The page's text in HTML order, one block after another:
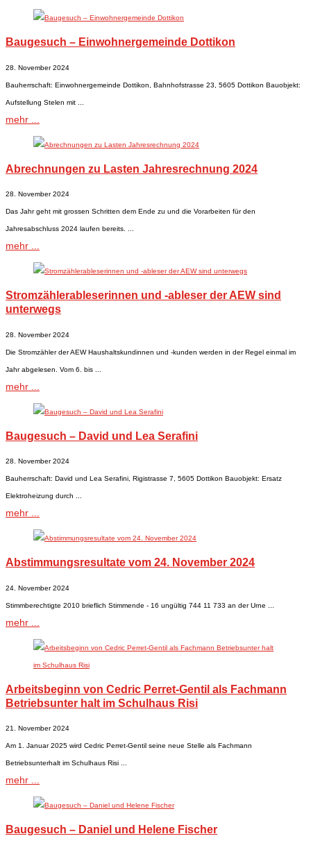
Baugesuch – Einwohnergemeinde Dottikon
28. November 2024
Bauherrschaft: Einwohnergemeinde Dottikon, Bahnhofstrasse 23, 5605 Dottikon Bauobjekt:
Aufstellung Stelen mit ...
mehr ...
Abrechnungen zu Lasten Jahresrechnung 2024
28. November 2024
Das Jahr geht mit grossen Schritten dem Ende zu und die Vorarbeiten für den
Jahresabschluss 2024 laufen bereits. ...
mehr ...
Stromzählerableserinnen und -ableser der AEW sind
unterwegs
28. November 2024
Die Stromzähler der AEW Haushaltskundinnen und -kunden werden in der Regel einmal im
Jahr abgelesen. Vom 6. bis ...
mehr ...
Baugesuch – David und Lea Serafini
28. November 2024
Bauherrschaft: David und Lea Serafini, Rigistrasse 7, 5605 Dottikon Bauobjekt: Ersatz
Elektroheizung durch ...
mehr ...
Abstimmungsresultate vom 24. November 2024
24. November 2024
Stimmberechtigte 2010 brieflich Stimmende - 16 ungültig 744 11 733 an der Urne ...
mehr ...
Arbeitsbeginn von Cedric Perret-Gentil als Fachmann
Betriebsunter halt im Schulhaus Risi
21. November 2024
Am 1. Januar 2025 wird Cedric Perret-Gentil seine neue Stelle als Fachmann
Betriebsunterhalt im Schulhaus Risi ...
mehr ...
Baugesuch – Daniel und Helene Fischer